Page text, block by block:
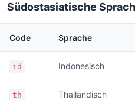
Südostasiatische
Code Sprache
id Indonesisch
th Thailändisch